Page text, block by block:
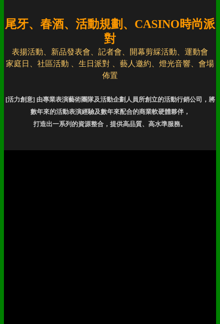
尾牙、春酒、活動規劃、CASINO時尚派
對
表揚活動、新品發表會、記者會、開幕剪綵活動、運動會
家庭日、社區活動 、生日派對 、藝人邀約、燈光音響、會場
佈置
[活力創意] 由專業表演藝術團隊及活動企劃人員所創立的活動行銷公司，將
數年來的活動表演經驗及數年來配合的商業軟硬體夥伴，
打造出一系列的資源整合，提供高品質、高水準服務。